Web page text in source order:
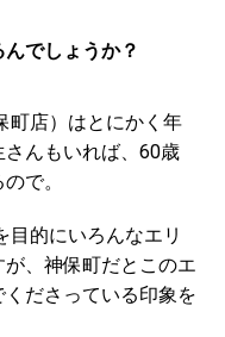
でしょうか？
町店）はとにかく年
んもいれば、60歳
で。
目的にいろんなエリ
、神保町だとこのエ
ださっている印象を